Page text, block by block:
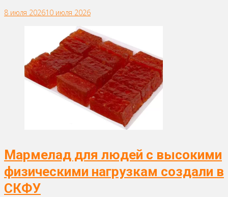
8 июля 202610 июля 2026
Мармелад для людей с высокими
физическими нагрузкам создали в
СКФУ